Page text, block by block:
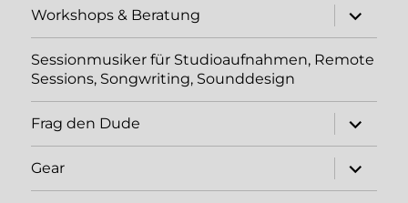
Workshops & Beratung
öffnen
Sessionmusiker für Studioaufnahmen, Remote
Sessions, Songwriting, Sounddesign
Frag den Dude
öffnen
Gear
öffnen